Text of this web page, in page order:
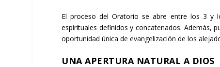
El proceso del Oratorio se abre entre los 3 y
espirituales definidos y concatenados. Además,
oportunidad única de evangelización de los
UNA APERTURA NATURAL A DIOS